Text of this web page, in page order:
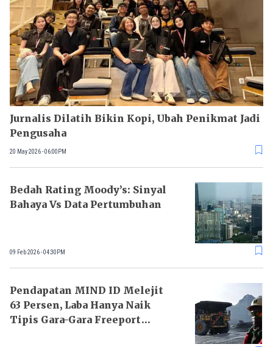
Jurnalis Dilatih Bikin Kopi, Ubah Penikmat Jadi
Pengusaha
20 May 2026 - 06:00PM
Bedah Rating Moody’s: Sinyal
Bahaya Vs Data Pertumbuhan
09 Feb 2026 - 04:30PM
Pendapatan MIND ID Melejit
63 Persen, Laba Hanya Naik
Tipis Gara-Gara Freeport